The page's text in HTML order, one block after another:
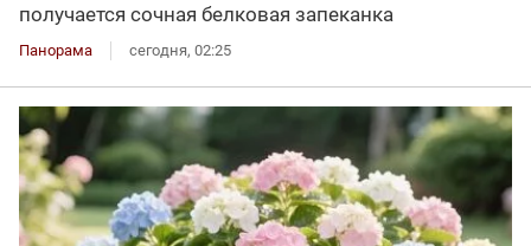
получается сочная белковая запеканка
Панорама сегодня, 02:25